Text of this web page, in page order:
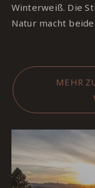
Winterweiß. Die
Natur macht
MEHR